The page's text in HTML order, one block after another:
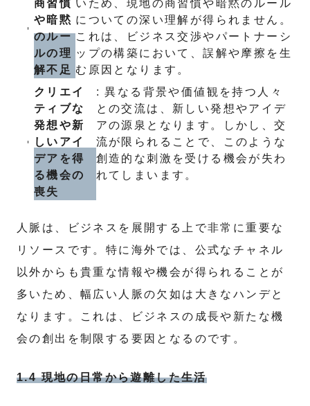
商習慣
や暗黙
のルー
ルの理
解不足
いため、現地の商習慣や暗黙のルール
についての深い理解が得られません。
これは、ビジネス交渉やパートナーシ
ップの構築において、誤解や摩擦を生
む原因となります。
クリエイ
ティブな
発想や新
しいアイ
デアを得
る機会の
喪失
: 異なる背景や価値観を持つ人々
との交流は、新しい発想やアイデ
アの源泉となります。しかし、交
流が限られることで、このような
創造的な刺激を受ける機会が失わ
れてしまいます。
人脈は、ビジネスを展開する上で非常に重要な
リソースです。特に海外では、公式なチャネル
以外からも貴重な情報や機会が得られることが
多いため、幅広い人脈の欠如は大きなハンデと
なります。これは、ビジネスの成長や新たな機
会の創出を制限する要因となるのです。
1.4 現地の日常から遊離した生活